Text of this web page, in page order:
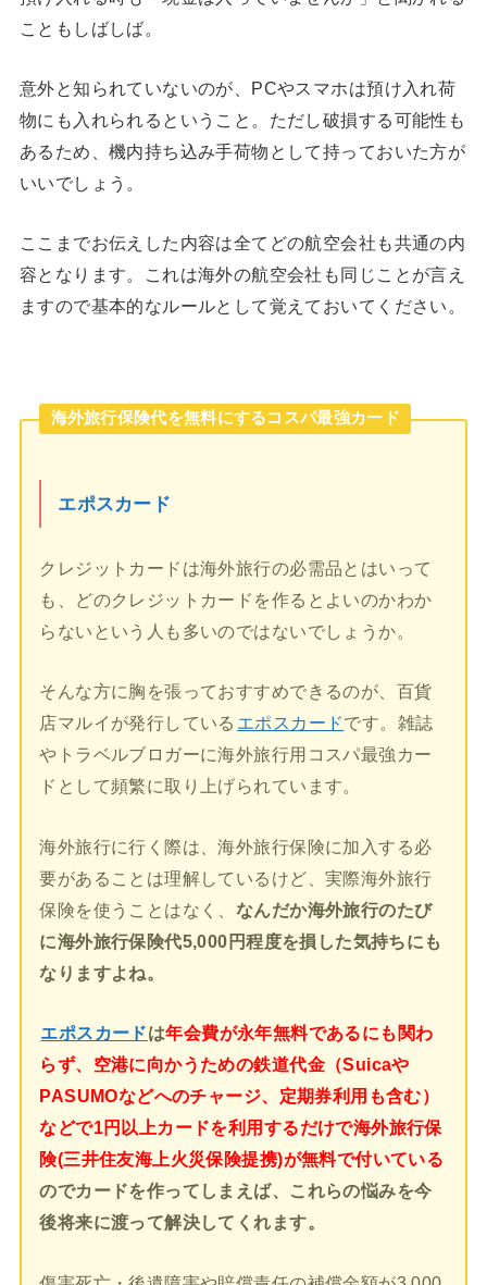
こともしばしば。
意外と知られていないのが、PCやスマホは預け入れ荷
物にも入れられるということ。ただし破損する可能性も
あるため、機内持ち込み手荷物として持っておいた方が
いいでしょう。
ここまでお伝えした内容は全てどの航空会社も共通の内
容となります。これは海外の航空会社も同じことが言え
ますので基本的なルールとして覚えておいてください。
海外旅行保険代を無料にするコスパ最強カード
エポスカード
クレジットカードは海外旅行の必需品とはいって
も、どのクレジットカードを作るとよいのかわか
らないという人も多いのではないでしょうか。
そんな方に胸を張っておすすめできるのが、百貨
店マルイが発行している エポスカードです。雑誌
やトラベルブロガーに海外旅行用コスパ最強カー
ドとして頻繁に取り上げられています。
海外旅行に行く際は、海外旅行保険に加入する必
要があることは理解しているけど、実際海外旅行
保険を使うことはなく、 なんだか海外旅行のたび
に海外旅行保険代5,000円程度を損した気持ちにも
なりますよね。
エポスカードは年会費が永年無料であるにも関わ
らず、空港に向かうための鉄道代金（Suicaや
PASUMOなどへのチャージ、定期券利用も含む）
などで1円以上カードを利用するだけで海外旅行保
険(三井住友海上火災保険提携)が無料で付いている
のでカードを作ってしまえば、これらの悩みを今
後将来に渡って解決してくれます。